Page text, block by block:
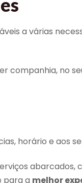
a várias
companhia, no
horário e aos
para a melhor